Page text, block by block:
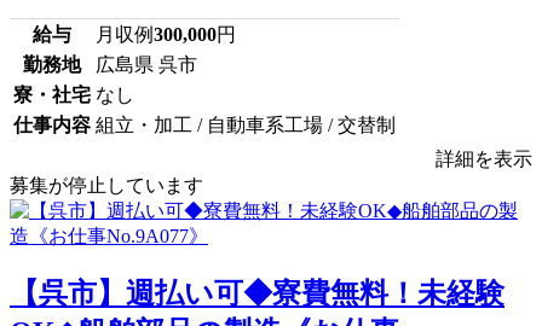
給与 月収例300,000円
勤務地
広島県 呉市
寮・社宅 なし
仕事内容 組立・加工 / 自動車系工場 / 交替制
詳細を表示
募集が停止しています
【呉市】週払い可◆寮費無料！未経験